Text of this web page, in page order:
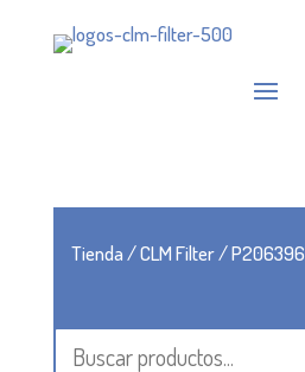
Tienda/CLM Filter/ P206396